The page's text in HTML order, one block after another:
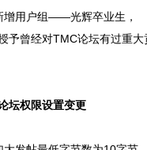
增用户组——光辉卒业生，
予曾经对TMC论坛有过重
坛权限设置变更